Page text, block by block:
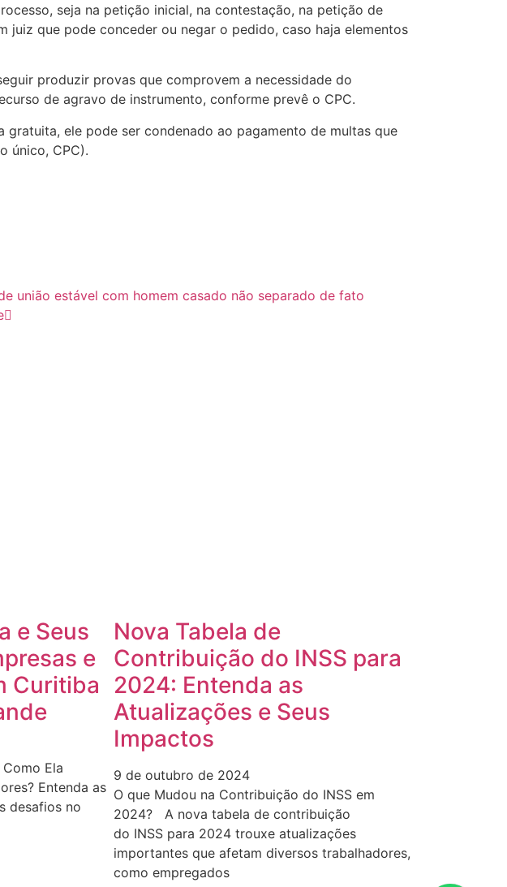
seja na petição inicial, na contestação, na petição de
juiz que pode conceder ou negar o pedido, caso haja elementos
produzir provas que comprovem a necessidade do
de agravo de instrumento, conforme prevê o CPC.
ele pode ser condenado ao pagamento de multas que
único, CPC).
união estável com homem casado não separado de fato
e Seus
e
Curitiba
Ela
Entenda as
desafios no
Nova Tabela de
Contribuição do INSS para
2024: Entenda as
Atualizações e Seus
Impactos
9 de outubro de 2024
O que Mudou na Contribuição do INSS em
2024? A nova tabela de contribuição
do INSS para 2024 trouxe atualizações
importantes que afetam diversos trabalhadores,
como empregados